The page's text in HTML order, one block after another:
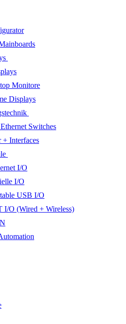
Monitore
Displays
Switches
+ Interfaces
I/O
I/O
USB I/O
I/O (Wired + Wireless)